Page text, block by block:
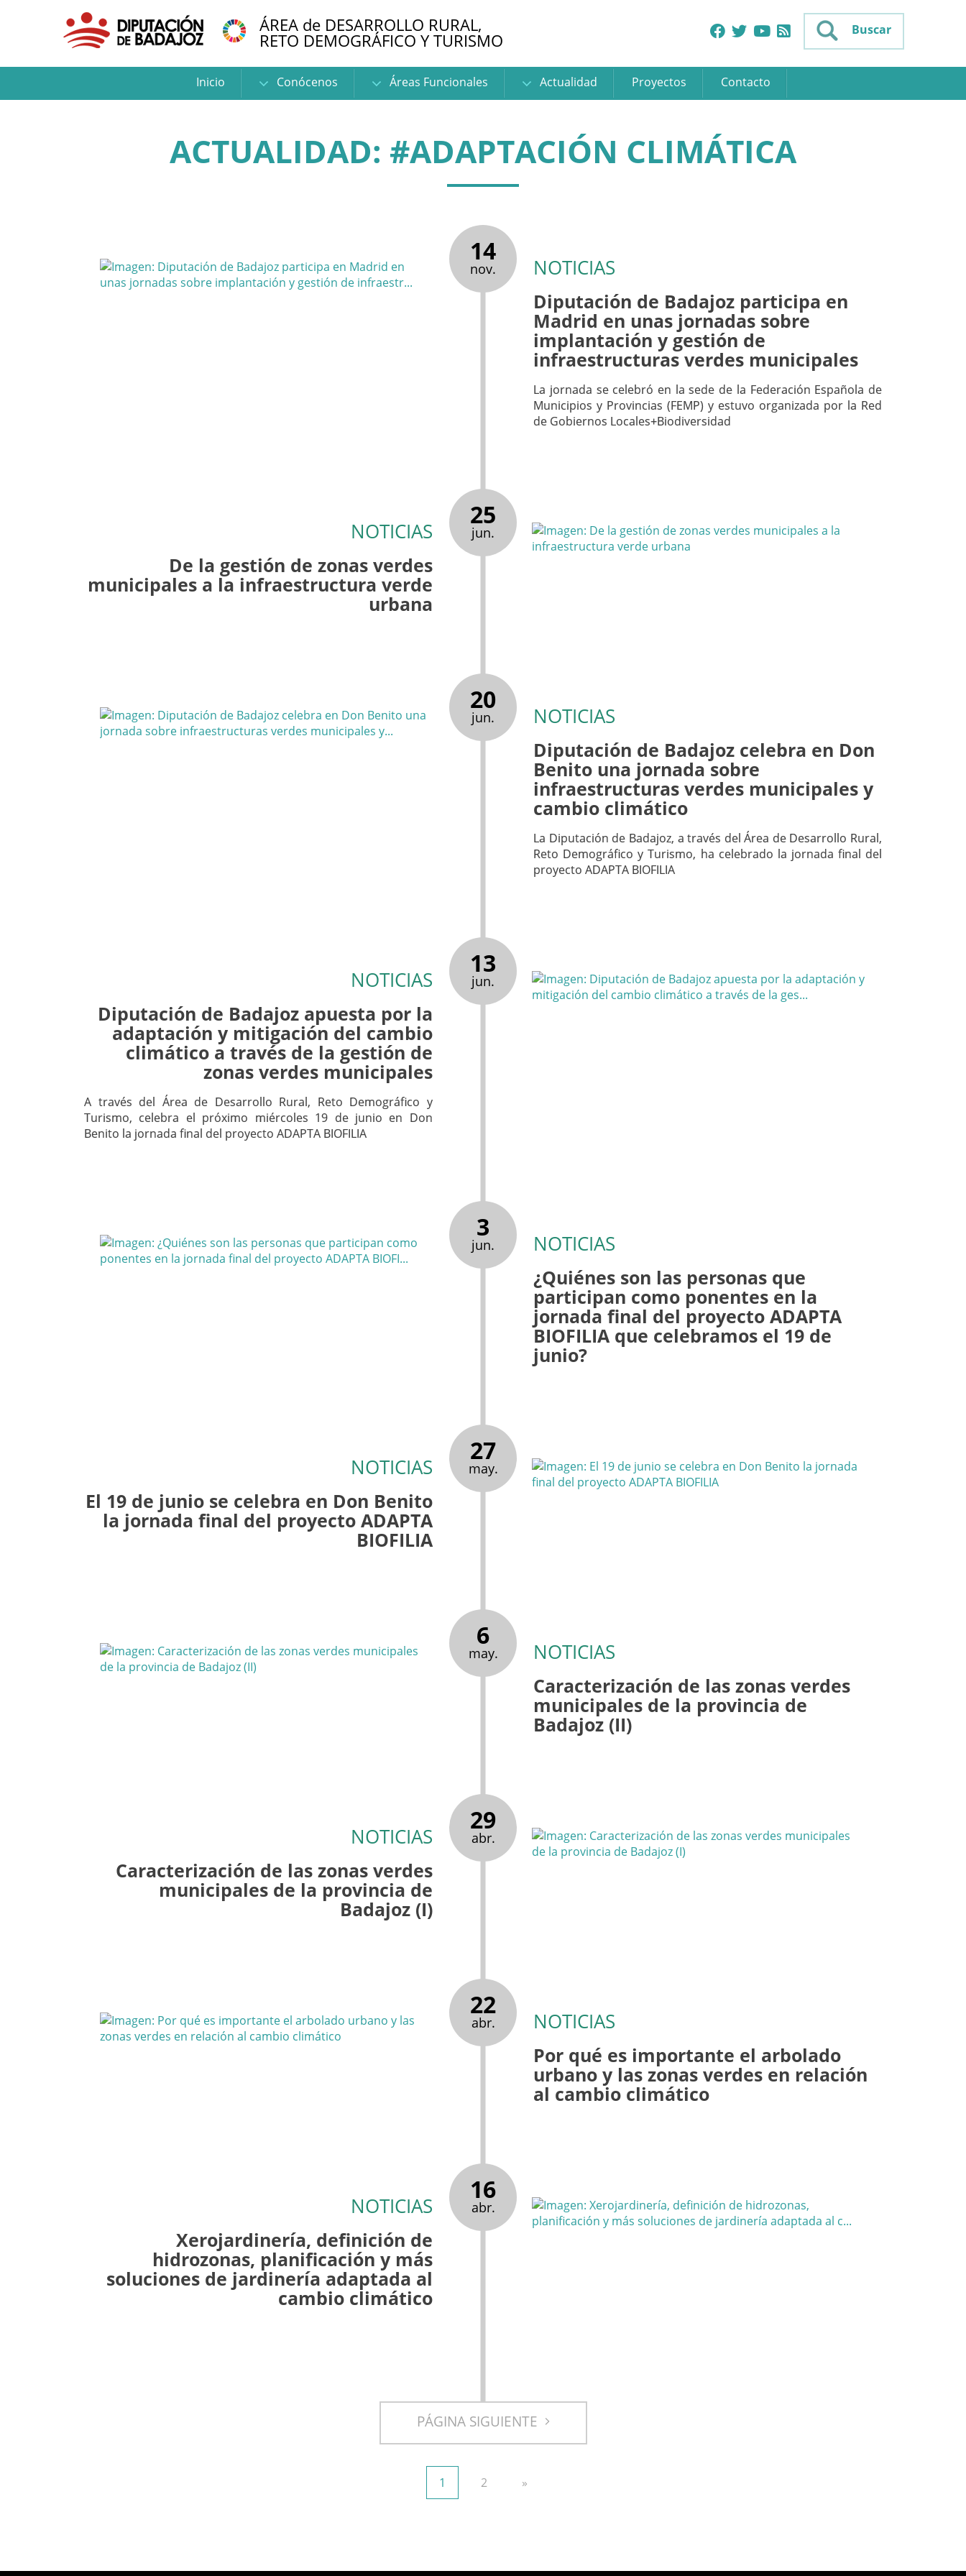
ÁREA de DESARROLLO RURAL,
RETO DEMOGRÁFICO Y TURISMO Buscar
Inicio Conócenos Áreas Funcionales Actualidad Proyectos Contacto
ACTUALIDAD: #ADAPTACIÓN CLIMÁTICA
14
nov. NOTICIAS
Diputación de Badajoz participa en
Madrid en unas jornadas sobre
implantación y gestión de
infraestructuras verdes municipales
La jornada se celebró en la sede de la Federación Española de
Municipios y Provincias (FEMP) y estuvo organizada por la Red
de Gobiernos Locales+Biodiversidad
25
jun.
NOTICIAS
De la gestión de zonas verdes
municipales a la infraestructura verde
urbana
20
jun. NOTICIAS
Diputación de Badajoz celebra en Don
Benito una jornada sobre
infraestructuras verdes municipales y
cambio climático
La Diputación de Badajoz, a través del Área de Desarrollo Rural,
Reto Demográfico y Turismo, ha celebrado la jornada final del
proyecto ADAPTA BIOFILIA
13
jun.
NOTICIAS
Diputación de Badajoz apuesta por la
adaptación y mitigación del cambio
climático a través de la gestión de
zonas verdes municipales
A través del Área de Desarrollo Rural, Reto Demográfico y
Turismo, celebra el próximo miércoles 19 de junio en Don
Benito la jornada final del proyecto ADAPTA BIOFILIA
3
jun. NOTICIAS
¿Quiénes son las personas que
participan como ponentes en la
jornada final del proyecto ADAPTA
BIOFILIA que celebramos el 19 de
junio?
27
may.
NOTICIAS
El 19 de junio se celebra en Don Benito
la jornada final del proyecto ADAPTA
BIOFILIA
6
may. NOTICIAS
Caracterización de las zonas verdes
municipales de la provincia de
Badajoz (II)
29
abr.
NOTICIAS
Caracterización de las zonas verdes
municipales de la provincia de
Badajoz (I)
22
abr. NOTICIAS
Por qué es importante el arbolado
urbano y las zonas verdes en relación
al cambio climático
16
abr.
NOTICIAS
Xerojardinería, definición de
hidrozonas, planificación y más
soluciones de jardinería adaptada al
cambio climático
PÁGINA SIGUIENTE
1 2 »